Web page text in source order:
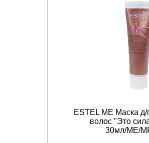
ESTEL ME Маска
волос "Это
30мл/ME/